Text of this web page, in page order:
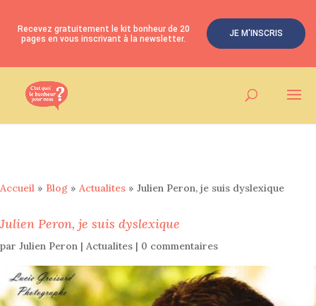
Accueil » Blog » Actualites » Julien Peron, je suis dyslexique
Julien Peron, je suis dyslexique
par Julien Peron | Actualites | 0 commentaires
Recevez gratuitement le kit bonheur de 20
pages en vous inscrivant à la newsletter.
JE M'INSCRIS